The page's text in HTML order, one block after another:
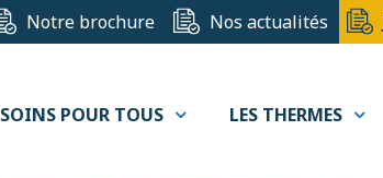
Notre brochure Nos actualités
SOINS POUR TOUS LES THERMES